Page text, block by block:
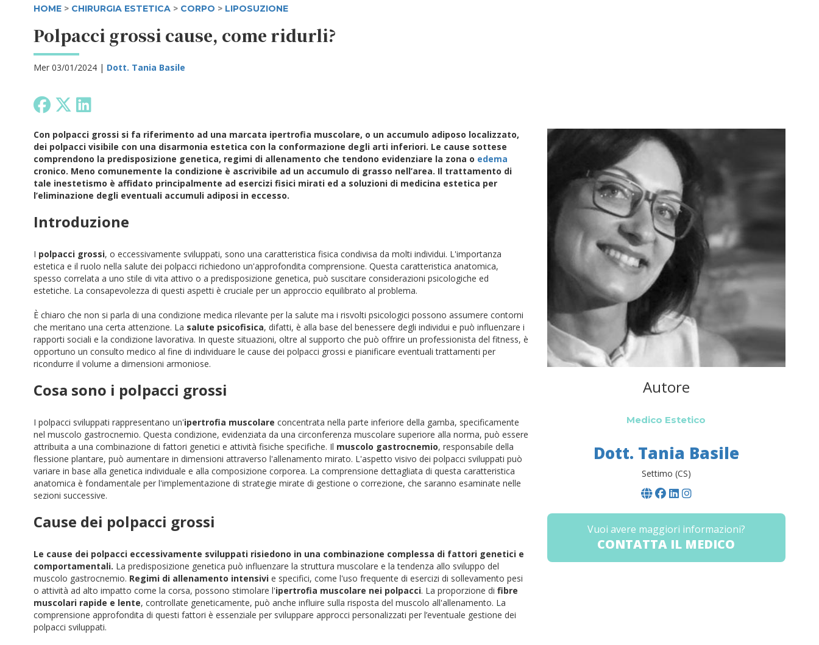
HOME > CHIRURGIA ESTETICA > CORPO > LIPOSUZIONE
Polpacci grossi cause, come ridurli?
Mer 03/01/2024 | Dott. Tania Basile
Con polpacci grossi si fa riferimento ad una marcata ipertrofia muscolare, o un accumulo adiposo localizzato,
dei polpacci visibile con una disarmonia estetica con la conformazione degli arti inferiori. Le cause sottese
comprendono la predisposizione genetica, regimi di allenamento che tendono evidenziare la zona o edema
cronico. Meno comunemente la condizione è ascrivibile ad un accumulo di grasso nell’area. Il trattamento di
tale inestetismo è affidato principalmente ad esercizi fisici mirati ed a soluzioni di medicina estetica per
l’eliminazione degli eventuali accumuli adiposi in eccesso.
Introduzione
I polpacci grossi, o eccessivamente sviluppati, sono una caratteristica fisica condivisa da molti individui. L'importanza
estetica e il ruolo nella salute dei polpacci richiedono un'approfondita comprensione. Questa caratteristica anatomica,
spesso correlata a uno stile di vita attivo o a predisposizione genetica, può suscitare considerazioni psicologiche ed
estetiche. La consapevolezza di questi aspetti è cruciale per un approccio equilibrato al problema.
È chiaro che non si parla di una condizione medica rilevante per la salute ma i risvolti psicologici possono assumere contorni
che meritano una certa attenzione. La salute psicofisica, difatti, è alla base del benessere degli individui e può influenzare i
rapporti sociali e la condizione lavorativa. In queste situazioni, oltre al supporto che può offrire un professionista del fitness, è
opportuno un consulto medico al fine di individuare le cause dei polpacci grossi e pianificare eventuali trattamenti per
ricondurre il volume a dimensioni armoniose.
Cosa sono i polpacci grossi
I polpacci sviluppati rappresentano un'ipertrofia muscolare concentrata nella parte inferiore della gamba, specificamente
nel muscolo gastrocnemio. Questa condizione, evidenziata da una circonferenza muscolare superiore alla norma, può essere
attribuita a una combinazione di fattori genetici e attività fisiche specifiche. Il muscolo gastrocnemio, responsabile della
flessione plantare, può aumentare in dimensioni attraverso l'allenamento mirato. L'aspetto visivo dei polpacci sviluppati può
variare in base alla genetica individuale e alla composizione corporea. La comprensione dettagliata di questa caratteristica
anatomica è fondamentale per l'implementazione di strategie mirate di gestione o correzione, che saranno esaminate nelle
sezioni successive.
Cause dei polpacci grossi
Le cause dei polpacci eccessivamente sviluppati risiedono in una combinazione complessa di fattori genetici e
comportamentali. La predisposizione genetica può influenzare la struttura muscolare e la tendenza allo sviluppo del
muscolo gastrocnemio. Regimi di allenamento intensivi e specifici, come l'uso frequente di esercizi di sollevamento pesi
o attività ad alto impatto come la corsa, possono stimolare l'ipertrofia muscolare nei polpacci. La proporzione di fibre
muscolari rapide e lente, controllate geneticamente, può anche influire sulla risposta del muscolo all'allenamento. La
comprensione approfondita di questi fattori è essenziale per sviluppare approcci personalizzati per l’eventuale gestione dei
polpacci sviluppati.
Autore
Medico Estetico
Dott. Tania Basile
Settimo (CS)
Vuoi avere maggiori informazioni?
CONTATTA IL MEDICO